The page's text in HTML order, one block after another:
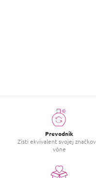
Prevodník
Zisti ekvivalent svojej
vône